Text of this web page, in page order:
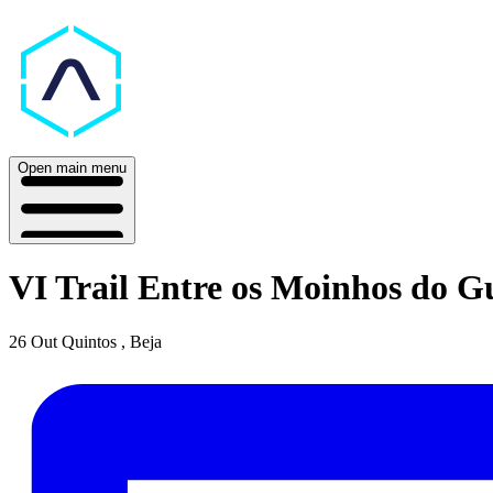
Open main menu
VI Trail Entre os Moinhos do
26 Out Quintos , Beja